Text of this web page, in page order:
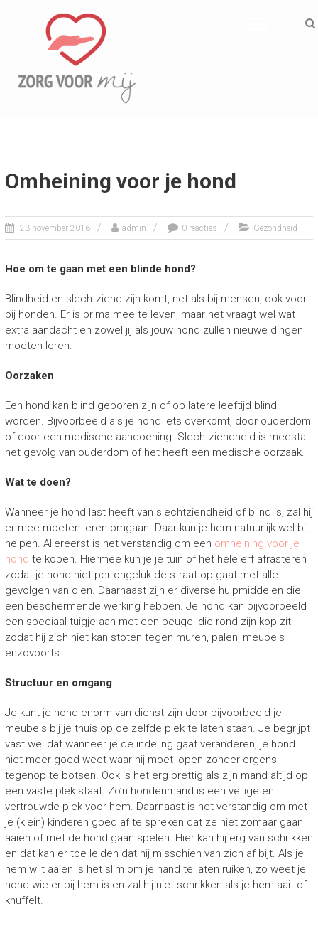
ZORG VOOR MIJ
Informatief
Omheining voor je hond
23 november 2016 admin 0 reacties Gezondheid
Hoe om te gaan met een blinde hond?
Blindheid en slechtziend zijn komt, net als bij mensen, ook voor
bij honden. Er is prima mee te leven, maar het vraagt wel wat
extra aandacht en zowel jij als jouw hond zullen nieuwe dingen
moeten leren.
Oorzaken
Een hond kan blind geboren zijn of op latere leeftijd blind
worden. Bijvoorbeeld als je hond iets overkomt, door ouderdom
of door een medische aandoening. Slechtziendheid is meestal
het gevolg van ouderdom of het heeft een medische oorzaak.
Wat te doen?
Wanneer je hond last heeft van slechtziendheid of blind is, zal hij
er mee moeten leren omgaan. Daar kun je hem natuurlijk wel bij
helpen. Allereerst is het verstandig om een omheining voor je
hond te kopen. Hiermee kun je je tuin of het hele erf afrasteren
zodat je hond niet per ongeluk de straat op gaat met alle
gevolgen van dien. Daarnaast zijn er diverse hulpmiddelen die
een beschermende werking hebben. Je hond kan bijvoorbeeld
een speciaal tuigje aan met een beugel die rond zijn kop zit
zodat hij zich niet kan stoten tegen muren, palen, meubels
enzovoorts.
Structuur en omgang
Je kunt je hond enorm van dienst zijn door bijvoorbeeld je
meubels bij je thuis op de zelfde plek te laten staan. Je begrijpt
vast wel dat wanneer je de indeling gaat veranderen, je hond
niet meer goed weet waar hij moet lopen zonder ergens
tegenop te botsen. Ook is het erg prettig als zijn mand altijd op
een vaste plek staat. Zo’n hondenmand is een veilige en
vertrouwde plek voor hem. Daarnaast is het verstandig om met
je (klein) kinderen goed af te spreken dat ze niet zomaar gaan
aaien of met de hond gaan spelen. Hier kan hij erg van schrikken
en dat kan er toe leiden dat hij misschien van zich af bijt. Als je
hem wilt aaien is het slim om je hand te laten ruiken, zo weet je
hond wie er bij hem is en zal hij niet schrikken als je hem aait of
knuffelt.